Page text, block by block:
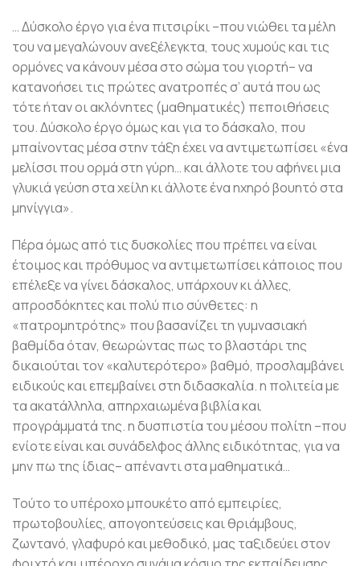
… Δύσκολο έργο για ένα πιτσιρίκι –που νιώθει τα μέλη
του να μεγαλώνουν ανεξέλεγκτα, τους χυμούς και τις
ορμόνες να κάνουν μέσα στο σώμα του γιορτή– να
κατανοήσει τις πρώτες ανατροπές σ’ αυτά που ως
τότε ήταν οι ακλόνητες (μαθηματικές) πεποιθήσεις
του. Δύσκολο έργο όμως και για το δάσκαλο, που
μπαίνοντας μέσα στην τάξη έχει να αντιμετωπίσει «ένα
μελίσσι που ορμά στη γύρη… και άλλοτε του αφήνει μια
γλυκιά γεύση στα χείλη κι άλλοτε ένα ηχηρό βουητό στα
μηνίγγια».
Πέρα όμως από τις δυσκολίες που πρέπει να είναι
έτοιμος και πρόθυμος να αντιμετωπίσει κάποιος που
επέλεξε να γίνει δάσκαλος, υπάρχουν κι άλλες,
απροσδόκητες και πολύ πιο σύνθετες: η
«πατρομητρότης» που βασανίζει τη γυμνασιακή
βαθμίδα όταν, θεωρώντας πως το βλαστάρι της
δικαιούται τον «καλυτερότερο» βαθμό, προσλαμβάνει
ειδικούς και επεμβαίνει στη διδασκαλία. η πολιτεία με
τα ακατάλληλα, απηρχαιωμένα βιβλία και
προγράμματά της. η δυσπιστία του μέσου πολίτη –που
ενίοτε είναι και συνάδελφος άλλης ειδικότητας, για να
μην πω της ίδιας– απέναντι στα μαθηματικά…
Τούτο το υπέροχο μπουκέτο από εμπειρίες,
πρωτοβουλίες, απογοητεύσεις και θριάμβους,
ζωντανό, γλαφυρό και μεθοδικό, μας ταξιδεύει στον